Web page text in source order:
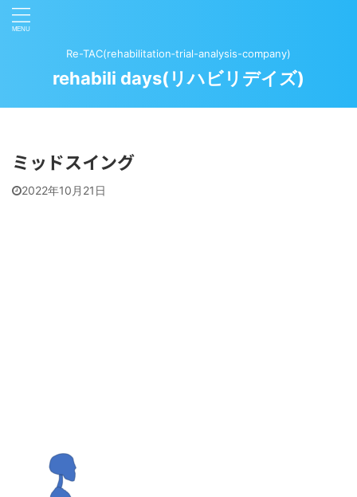
Re-TAC(rehabilitation‐trial-analysis-company)
rehabili days(リハビリデイズ)
ミッドスイング
2022年10月21日